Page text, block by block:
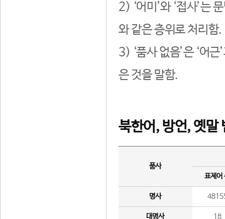
2) ‘어미’와 ‘접사’는
와 같은 층위로 처리함.
3) ‘품사 없음’은 ‘어
은 것을 말함.
북한어, 방언, 옛말
품사
표제어
명사
대명사 18